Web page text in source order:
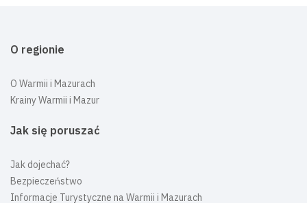
O regionie
O Warmii i Mazurach
Krainy Warmii i Mazur
Jak się poruszać
Jak dojechać?
Bezpieczeństwo
Informacje Turystyczne na Warmii i Mazurach